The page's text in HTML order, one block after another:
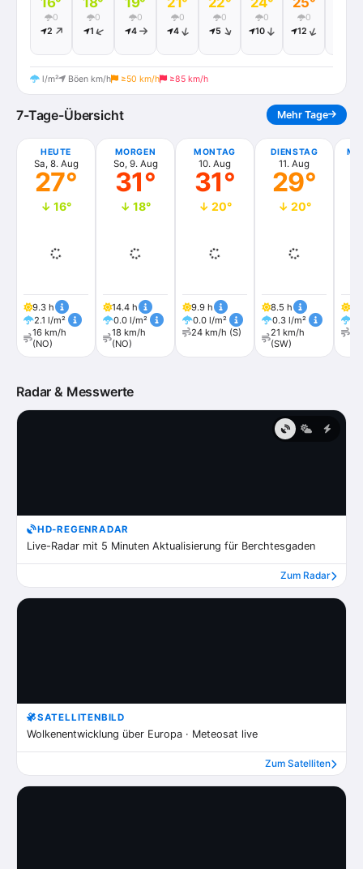
0
2
0
1
0
4
0
4
0
5
0
10
0
12
l/m² Böen km/h ≥50 km/h ≥85 km/h
7-Tage-Übersicht Mehr Tage
HEUTE
Sa, 8. Aug
27°
↓ 16°
9.3 h
2.1 l/m²
16 km/h
(NO)
MORGEN
So, 9. Aug
31°
↓ 18°
14.4 h
0.0 l/m²
18 km/h
(NO)
MONTAG
10. Aug
31°
↓ 20°
9.9 h
0.0 l/m²
24 km/h (S)
DIENSTAG
11. Aug
29°
↓ 20°
8.5 h
0.3 l/m²
21 km/h
(SW)
Radar & Messwerte
HD-REGENRADAR
Live-Radar mit 5 Minuten Aktualisierung für Berchtesgaden
Zum Radar
SATELLITENBILD
Wolkenentwicklung über Europa · Meteosat live
Zum Satelliten